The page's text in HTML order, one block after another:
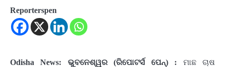
Reporterspen
Odisha News: ଭୁବନେଶ୍ୱର (ରିପୋଟର୍ସ ପେନ୍‌) : ମାଛ ଚାଷ